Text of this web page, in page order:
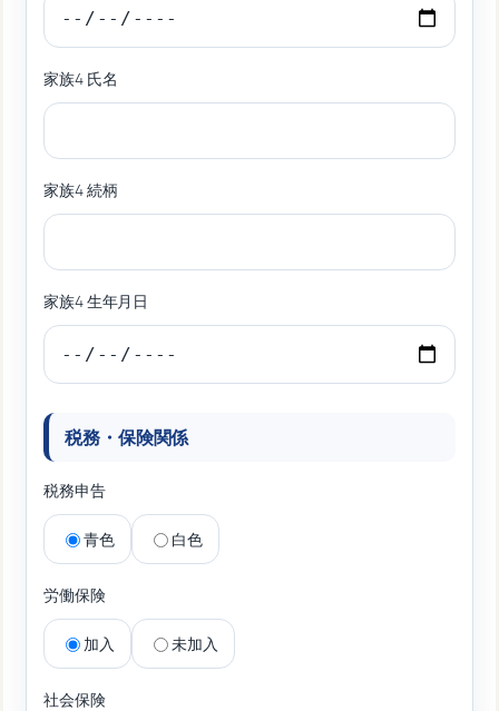
家族4 氏名
家族4 続柄
家族4 生年月日
税務・保険関係
税務申告
青色 白色
労働保険
加入 未加入
社会保険